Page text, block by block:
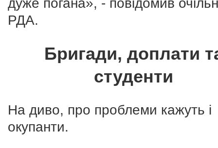
дуже погана», - повідомив
РДА.
Бригади, доплати
студенти
На диво, про проблеми кажуть і
окупанти.